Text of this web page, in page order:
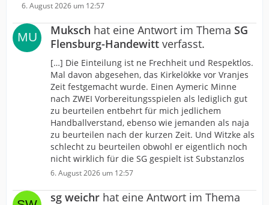
6. August 2026 um 12:57
Muksch hat eine Antwort im Thema SG
Flensburg-Handewitt verfasst.
[…] Die Einteilung ist ne Frechheit und Respektlos.
Mal davon abgesehen, das Kirkelökke vor Vranjes
Zeit festgemacht wurde. Einen Aymeric Minne
nach ZWEI Vorbereitungsspielen als lediglich gut
zu beurteilen entbehrt für mich jedlichem
Handballverstand, ebenso wie jemanden als naja
zu beurteilen nach der kurzen Zeit. Und Witzke als
schlecht zu beurteilen obwohl er eigentlich noch
nicht wirklich für die SG gespielt ist Substanzlos
6. August 2026 um 12:57
sg weichr hat eine Antwort im Thema